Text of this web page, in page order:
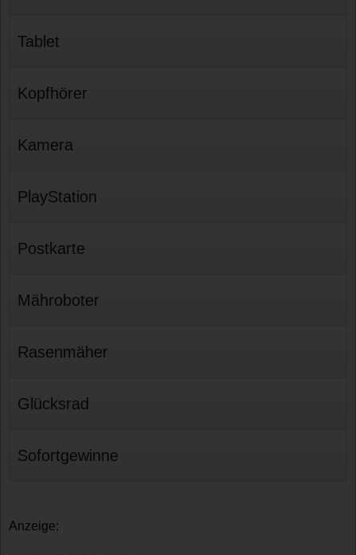
Tablet
Kopfhörer
Kamera
PlayStation
Postkarte
Mähroboter
Rasenmäher
Glücksrad
Sofortgewinne
Anzeige: